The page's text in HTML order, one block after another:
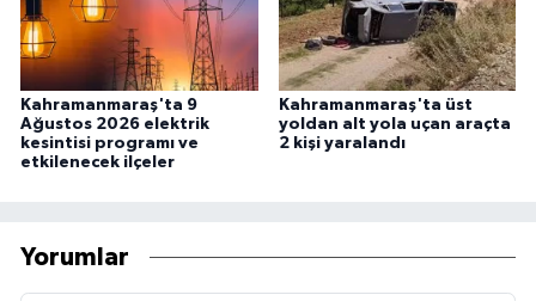
Kahramanmaraş'ta 9
Ağustos 2026 elektrik
kesintisi programı ve
etkilenecek ilçeler
Kahramanmaraş'ta üst
yoldan alt yola uçan araçta
2 kişi yaralandı
Yorumlar